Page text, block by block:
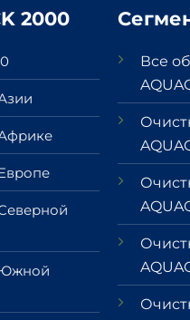
2000
Южной
Все